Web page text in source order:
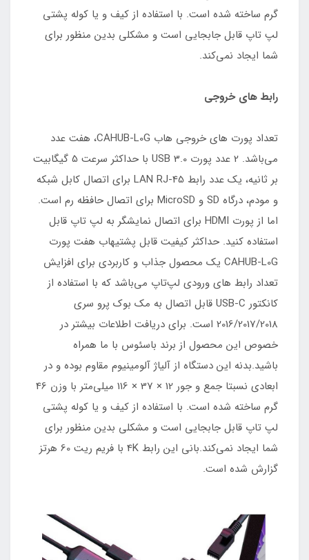
گرم ساخته شده است. با استفاده از کیف و یا کوله پشتی
لپ تاپ قابل جابجایی است و مشکلی بدین منظور برای
شما ایجاد نمی‌کند.
رابط های خروجی
تعداد پورت های خروجی هاب CAHUB-L0G، هفت عدد
می‌باشد. 2 عدد پورت USB 3.0 با حداکثر سرعت 5 گیگابیت
بر ثانیه، یک عدد رابط LAN RJ-45 برای اتصال کابل شبکه
و مودم، درگاه SD و MicroSD برای اتصال حافظه رم است.
اما از پورت HDMI برای اتصال نمایشگر به لپ تاپ قابل
استفاده کنید. حداکثر کیفیت قابل پشتیهاب هفت پورت
CAHUB-L0G یک محصول جذاب و کاربردی برای افزایش
تعداد رابط های ورودی لپ‌تاپ می‌باشد که با استفاده از
کانکتور USB-C قابل اتصال به مک بوک پرو سری
2016/2017/2018 است. برای دریافت اطلاعات بیشتر در
خصوص این محصول از برند باسئوس با ما همراه
باشید.بدنه این دستگاه از آلیاژ آلومینیوم مقاوم بوده و در
ابعادی نسبتا جمع و جور 12 × 37 × 116 میلی‌متر با وزن 46
گرم ساخته شده است. با استفاده از کیف و یا کوله پشتی
لپ تاپ قابل جابجایی است و مشکلی بدین منظور برای
شما ایجاد نمی‌کند.بانی این رابط 4K با فریم ریت 60 هرتز
گزارش شده است.